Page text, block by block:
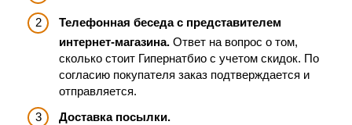
Телефонная беседа с представителем
интернет-магазина. Ответ на вопрос о том,
сколько стоит Гипернатбио с учетом скидок. По
согласию покупателя заказ подтверждается и
отправляется.
Доставка посылки.